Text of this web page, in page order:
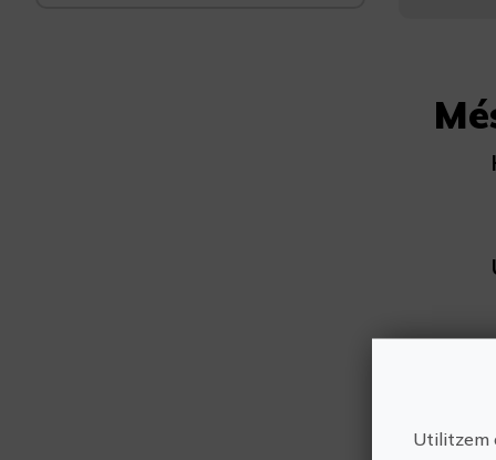
Utilitzem